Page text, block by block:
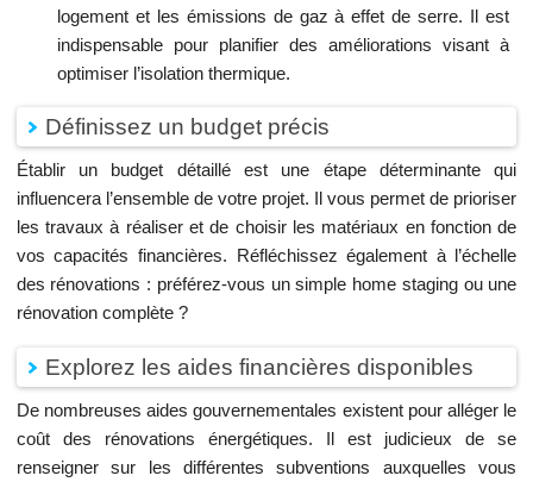
logement et les émissions de gaz à effet de serre. Il est
indispensable pour planifier des améliorations visant à
optimiser l’isolation thermique.
Définissez un budget précis
Établir un budget détaillé est une étape déterminante qui
influencera l’ensemble de votre projet. Il vous permet de prioriser
les travaux à réaliser et de choisir les matériaux en fonction de
vos capacités financières. Réfléchissez également à l’échelle
des rénovations : préférez-vous un simple home staging ou une
rénovation complète ?
Explorez les aides financières disponibles
De nombreuses aides gouvernementales existent pour alléger le
coût des rénovations énergétiques. Il est judicieux de se
renseigner sur les différentes subventions auxquelles vous